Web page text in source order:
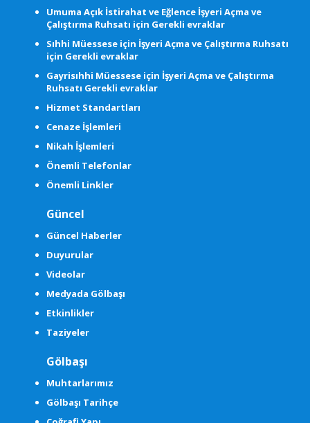
Umuma Açık İstirahat ve Eğlence İşyeri Açma ve
Çalıştırma Ruhsatı için Gerekli evraklar
Sıhhi Müessese için İşyeri Açma ve Çalıştırma Ruhsatı
için Gerekli evraklar
Gayrisıhhi Müessese için İşyeri Açma ve Çalıştırma
Ruhsatı Gerekli evraklar
Hizmet Standartları
Cenaze İşlemleri
Nikah İşlemleri
Önemli Telefonlar
Önemli Linkler
Güncel
Güncel Haberler
Duyurular
Videolar
Medyada Gölbaşı
Etkinlikler
Taziyeler
Gölbaşı
Muhtarlarımız
Gölbaşı Tarihçe